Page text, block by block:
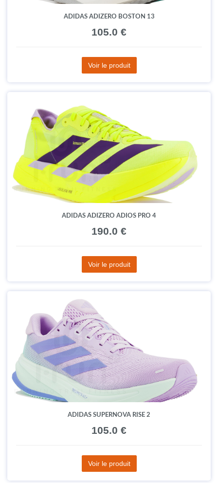
ADIDAS ADIZERO BOSTON 13
105.0 €
Voir le produit
ADIDAS ADIZERO ADIOS PRO 4
190.0 €
Voir le produit
ADIDAS SUPERNOVA RISE 2
105.0 €
Voir le produit